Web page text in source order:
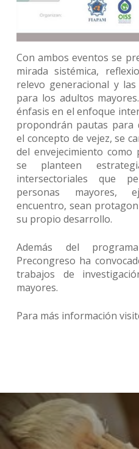
Con ambos eventos se
mirada sistémica,
relevo generacional y
para los adultos
énfasis en el enfoque
propondrán pautas para
el concepto de vejez, se
del envejecimiento
se planteen
intersectoriales que
personas mayores,
encuentro, sean
su propio desarrollo.
Además del
Precongreso ha
trabajos de
mayores.
Para más información